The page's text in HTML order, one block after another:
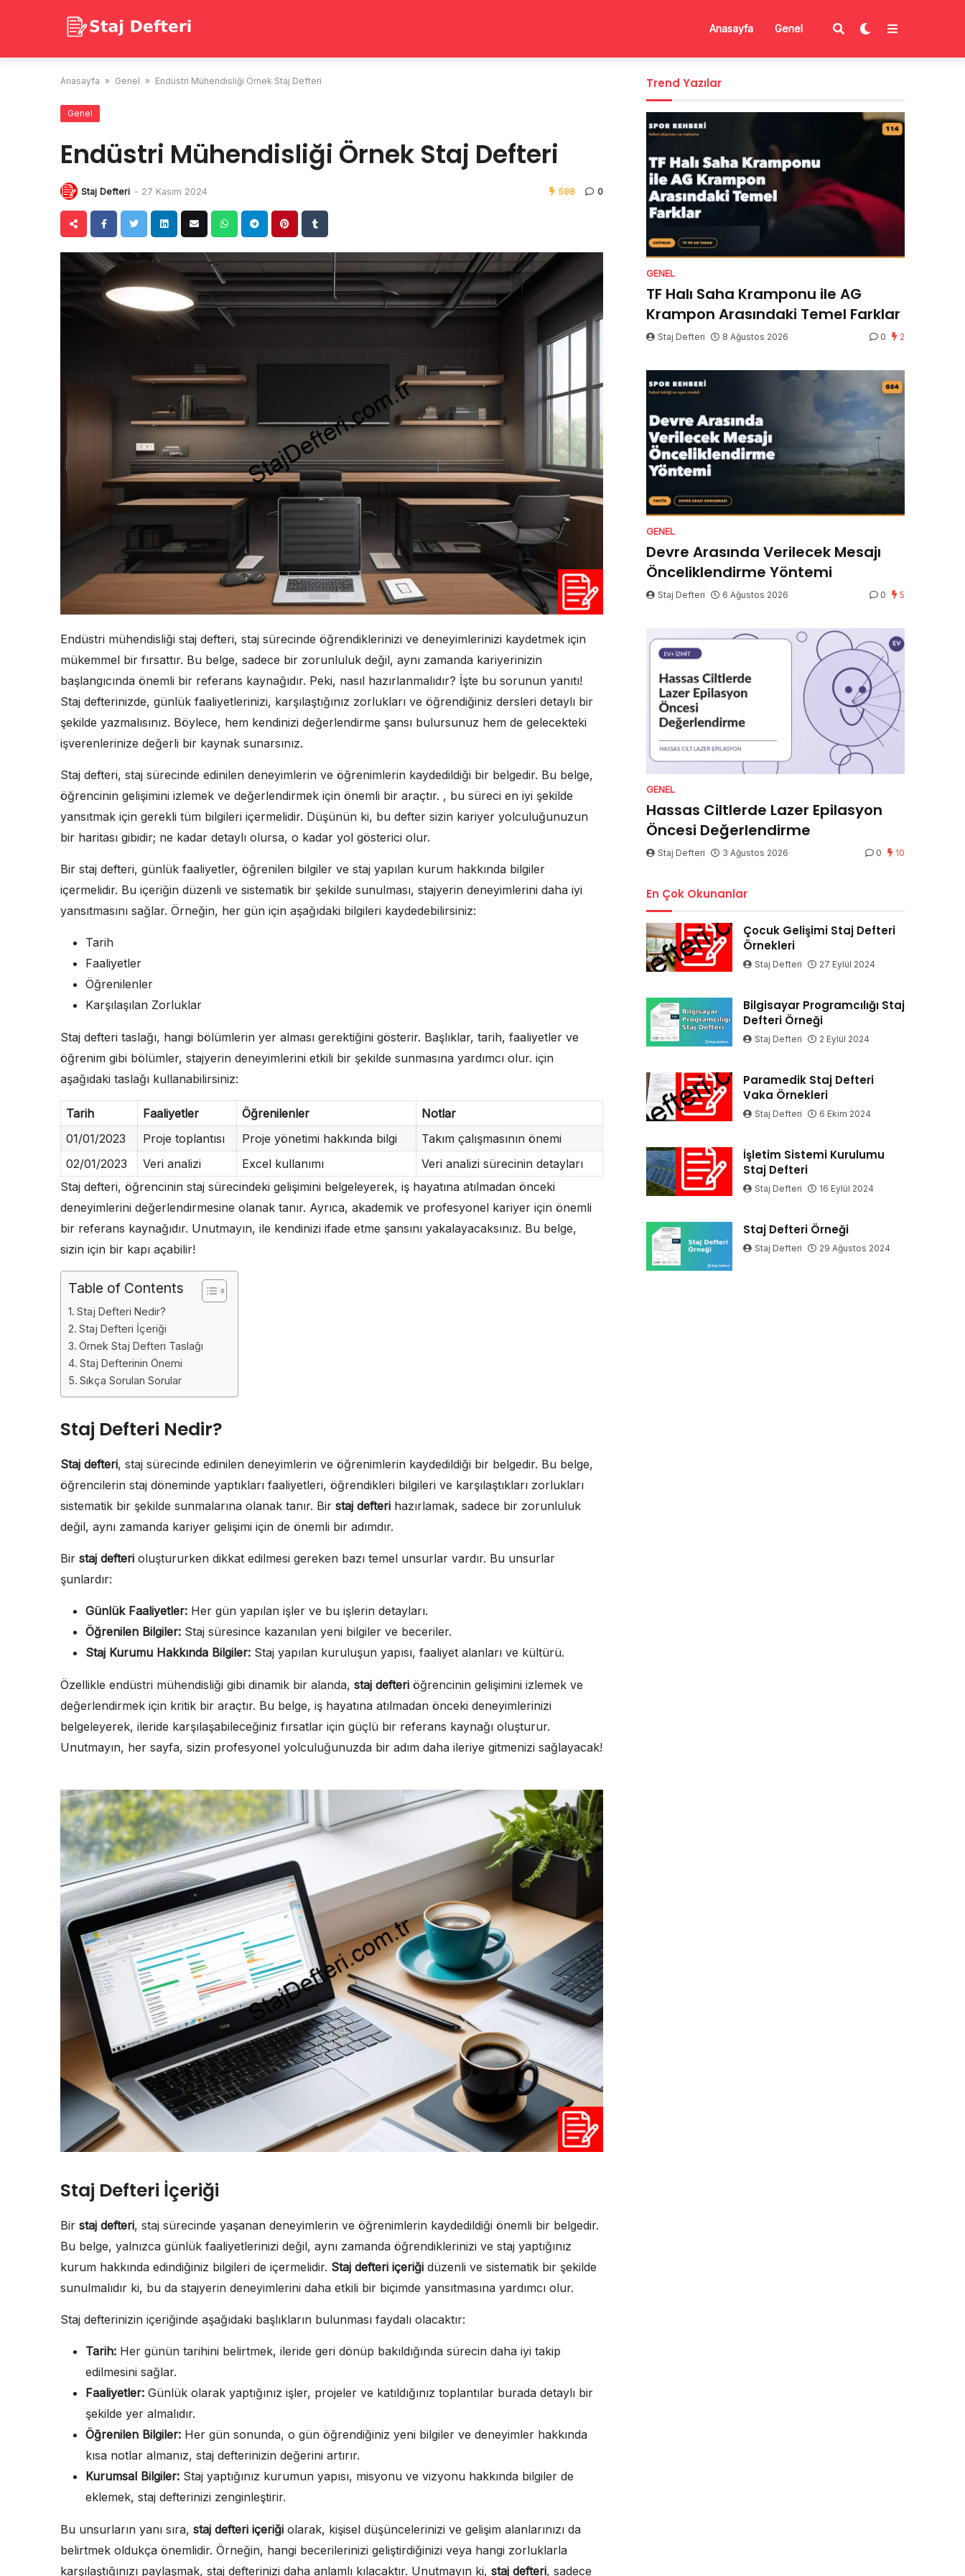
Anasayfa Genel
Anasayfa » Genel » Endüstri Mühendisliği Örnek Staj Defteri
Genel
Endüstri Mühendisliği Örnek Staj Defteri
Staj Defteri - 27 Kasım 2024 598 0
Endüstri mühendisliği staj defteri, staj sürecinde öğrendiklerinizi ve deneyimlerinizi kaydetmek için
mükemmel bir fırsattır. Bu belge, sadece bir zorunluluk değil, aynı zamanda kariyerinizin
başlangıcında önemli bir referans kaynağıdır. Peki, nasıl hazırlanmalıdır? İşte bu sorunun yanıtı!
Staj defterinizde, günlük faaliyetlerinizi, karşılaştığınız zorlukları ve öğrendiğiniz dersleri detaylı bir
şekilde yazmalısınız. Böylece, hem kendinizi değerlendirme şansı bulursunuz hem de gelecekteki
işverenlerinize değerli bir kaynak sunarsınız.
Staj defteri, staj sürecinde edinilen deneyimlerin ve öğrenimlerin kaydedildiği bir belgedir. Bu belge,
öğrencinin gelişimini izlemek ve değerlendirmek için önemli bir araçtır. , bu süreci en iyi şekilde
yansıtmak için gerekli tüm bilgileri içermelidir. Düşünün ki, bu defter sizin kariyer yolculuğunuzun
bir haritası gibidir; ne kadar detaylı olursa, o kadar yol gösterici olur.
Bir staj defteri, günlük faaliyetler, öğrenilen bilgiler ve staj yapılan kurum hakkında bilgiler
içermelidir. Bu içeriğin düzenli ve sistematik bir şekilde sunulması, stajyerin deneyimlerini daha iyi
yansıtmasını sağlar. Örneğin, her gün için aşağıdaki bilgileri kaydedebilirsiniz:
Tarih
Faaliyetler
Öğrenilenler
Karşılaşılan Zorluklar
Staj defteri taslağı, hangi bölümlerin yer alması gerektiğini gösterir. Başlıklar, tarih, faaliyetler ve
öğrenim gibi bölümler, stajyerin deneyimlerini etkili bir şekilde sunmasına yardımcı olur. için
aşağıdaki taslağı kullanabilirsiniz:
Tarih Faaliyetler Öğrenilenler
Notlar
01/01/2023
Proje toplantısı Proje yönetimi hakkında bilgi
Takım çalışmasının önemi
02/01/2023
Veri analizi Excel kullanımı
Veri analizi sürecinin detayları
Staj defteri, öğrencinin staj sürecindeki gelişimini belgeleyerek, iş hayatına atılmadan önceki
deneyimlerini değerlendirmesine olanak tanır. Ayrıca, akademik ve profesyonel kariyer için önemli
bir referans kaynağıdır. Unutmayın, ile kendinizi ifade etme şansını yakalayacaksınız. Bu belge,
sizin için bir kapı açabilir!
Table of Contents
Staj Defteri Nedir?
Staj Defteri İçeriği
Örnek Staj Defteri Taslağı
Staj Defterinin Önemi
Sıkça Sorulan Sorular
Staj Defteri Nedir?
Staj defteri, staj sürecinde edinilen deneyimlerin ve öğrenimlerin kaydedildiği bir belgedir. Bu belge,
öğrencilerin staj döneminde yaptıkları faaliyetleri, öğrendikleri bilgileri ve karşılaştıkları zorlukları
sistematik bir şekilde sunmalarına olanak tanır. Bir staj defteri hazırlamak, sadece bir zorunluluk
değil, aynı zamanda kariyer gelişimi için de önemli bir adımdır.
Bir staj defteri oluştururken dikkat edilmesi gereken bazı temel unsurlar vardır. Bu unsurlar
şunlardır:
Günlük Faaliyetler: Her gün yapılan işler ve bu işlerin detayları.
Öğrenilen Bilgiler: Staj süresince kazanılan yeni bilgiler ve beceriler.
Staj Kurumu Hakkında Bilgiler: Staj yapılan kuruluşun yapısı, faaliyet alanları ve kültürü.
Özellikle endüstri mühendisliği gibi dinamik bir alanda, staj defteri öğrencinin gelişimini izlemek ve
değerlendirmek için kritik bir araçtır. Bu belge, iş hayatına atılmadan önceki deneyimlerinizi
belgeleyerek, ileride karşılaşabileceğiniz fırsatlar için güçlü bir referans kaynağı oluşturur.
Unutmayın, her sayfa, sizin profesyonel yolculuğunuzda bir adım daha ileriye gitmenizi sağlayacak!
Staj Defteri İçeriği
Bir staj defteri, staj sürecinde yaşanan deneyimlerin ve öğrenimlerin kaydedildiği önemli bir belgedir.
Bu belge, yalnızca günlük faaliyetlerinizi değil, aynı zamanda öğrendiklerinizi ve staj yaptığınız
kurum hakkında edindiğiniz bilgileri de içermelidir. Staj defteri içeriği düzenli ve sistematik bir şekilde
sunulmalıdır ki, bu da stajyerin deneyimlerini daha etkili bir biçimde yansıtmasına yardımcı olur.
Staj defterinizin içeriğinde aşağıdaki başlıkların bulunması faydalı olacaktır:
Tarih: Her günün tarihini belirtmek, ileride geri dönüp bakıldığında sürecin daha iyi takip
edilmesini sağlar.
Faaliyetler: Günlük olarak yaptığınız işler, projeler ve katıldığınız toplantılar burada detaylı bir
şekilde yer almalıdır.
Öğrenilen Bilgiler: Her gün sonunda, o gün öğrendiğiniz yeni bilgiler ve deneyimler hakkında
kısa notlar almanız, staj defterinizin değerini artırır.
Kurumsal Bilgiler: Staj yaptığınız kurumun yapısı, misyonu ve vizyonu hakkında bilgiler de
eklemek, staj defterinizi zenginleştirir.
Bu unsurların yanı sıra, staj defteri içeriği olarak, kişisel düşüncelerinizi ve gelişim alanlarınızı da
belirtmek oldukça önemlidir. Örneğin, hangi becerilerinizi geliştirdiğinizi veya hangi zorluklarla
karşılaştığınızı paylaşmak, staj defterinizi daha anlamlı kılacaktır. Unutmayın ki, staj defteri, sadece
Trend Yazılar
GENEL
TF Halı Saha Kramponu ile AG
Krampon Arasındaki Temel Farklar
Staj Defteri 8 Ağustos 2026 0 2
GENEL
Devre Arasında Verilecek Mesajı
Önceliklendirme Yöntemi
Staj Defteri 6 Ağustos 2026 0 5
GENEL
Hassas Ciltlerde Lazer Epilasyon
Öncesi Değerlendirme
Staj Defteri 3 Ağustos 2026 0 10
En Çok Okunanlar
Çocuk Gelişimi Staj Defteri
Örnekleri
Staj Defteri 27 Eylül 2024
Bilgisayar Programcılığı Staj
Defteri Örneği
Staj Defteri 2 Eylül 2024
Paramedik Staj Defteri
Vaka Örnekleri
Staj Defteri 6 Ekim 2024
İşletim Sistemi Kurulumu
Staj Defteri
Staj Defteri 16 Eylül 2024
Staj Defteri Örneği
Staj Defteri 29 Ağustos 2024